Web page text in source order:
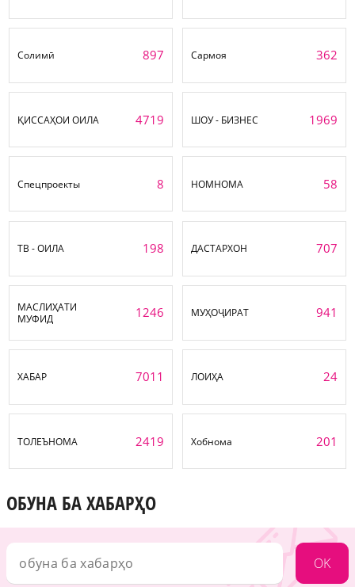
Солимӣ 897 Сармоя 362
ҚИССАҲОИ ОИЛА 4719 ШОУ - БИЗНЕС 1969
Спецпроекты 8 НОМНОМА 58
ТВ - ОИЛА 198 ДАСТАРХОН 707
МАСЛИҲАТИ
МУФИД
1246 МУҲОҶИРАТ 941
ХАБАР 7011 ЛОИҲА 24
ТОЛЕЪНОМА 2419 Хобнома 201
ОБУНА БА ХАБАРҲО
OK